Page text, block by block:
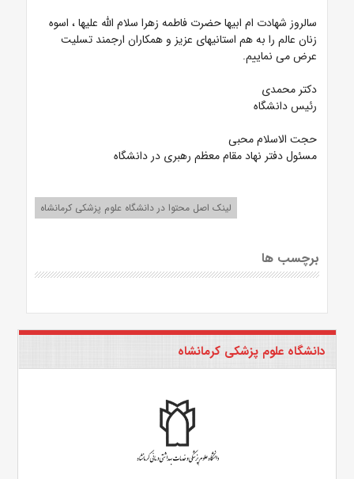
سالروز شهادت ام ابیها حضرت فاطمه زهرا سلام الله علیها ، اسوه
زنان عالم را به هم استانیهای عزیز و همکاران ارجمند تسلیت
عرض می نماییم.
دکتر محمدی
رئیس دانشگاه
حجت الاسلام محبی
مسئول دفتر نهاد مقام معظم رهبری در دانشگاه
لینک اصل محتوا در دانشگاه علوم پزشکی کرمانشاه
برچسب ها
دانشگاه علوم پزشکی کرمانشاه